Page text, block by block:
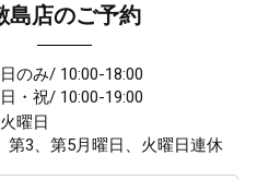
島店のご予約
のみ/ 10:00-18:00
・祝/ 10:00-19:00
曜日
第3、第5月曜日、火曜日連休